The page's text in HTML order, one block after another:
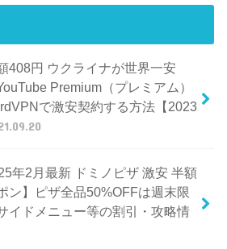
408円 ウクライナが世界一安
Premium（プレミアム）
で激安契約する方法【2023
年2月最新 ドミノピザ 激安 半額
ン】ピザ全品50%OFFは週末限
イドメニュー等の割引・攻略情